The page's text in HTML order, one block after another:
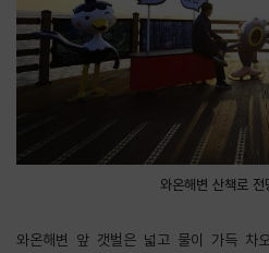
와온해변 산책로 전
와온해변 앞 갯벌은 넓고 물이 가득 차